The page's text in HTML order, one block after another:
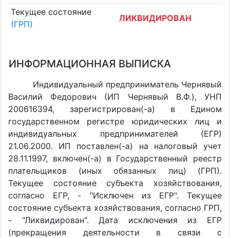
Текущее состояние
(ГРП)
ЛИКВИДИРОВАН
ИНФОРМАЦИОННАЯ ВЫПИСКА
Индивидуальный предприниматель Чернявый
Василий Федорович (ИП Чернявый В.Ф.), УНП
200616394, зарегистрирован(-а) в Едином
государственном регистре юридических лиц и
индивидуальных предпринимателей (ЕГР)
21.06.2000. ИП поставлен(-a) на налоговый учет
28.11.1997, включен(-a) в Государственный реестр
плательщиков (иных обязанных лиц) (ГРП).
Текущее состояние субъекта хозяйствования,
согласно ЕГР, - "Исключен из ЕГР". Текущее
состояние субъекта хозяйствования, согласно ГРП,
- "Ликвидирован". Дата исключения из ЕГР
(прекращения деятельности в связи с